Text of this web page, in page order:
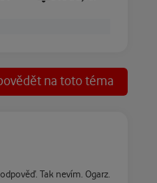
na toto téma
Tak nevím. Ogarz.